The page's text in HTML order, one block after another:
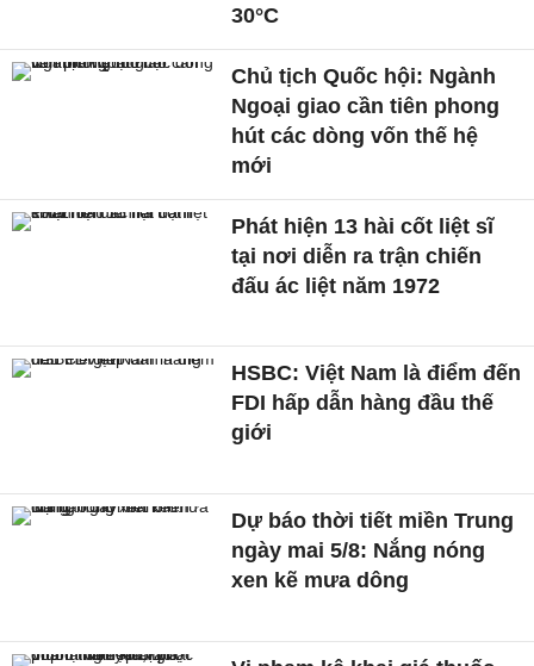
30°C
Chủ tịch Quốc hội: Ngành
Ngoại giao cần tiên phong
hút các dòng vốn thế hệ
mới
Phát hiện 13 hài cốt liệt sĩ
tại nơi diễn ra trận chiến
đấu ác liệt năm 1972
HSBC: Việt Nam là điểm đến
FDI hấp dẫn hàng đầu thế
giới
Dự báo thời tiết miền Trung
ngày mai 5/8: Nắng nóng
xen kẽ mưa dông